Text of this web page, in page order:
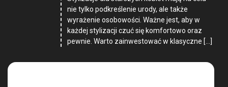
nie tylko podkreślenie urody, ale także
wyrażenie osobowości. Ważne jest, aby w
każdej stylizacji czuć się komfortowo oraz
pewnie. Warto zainwestować w klasyczne […]